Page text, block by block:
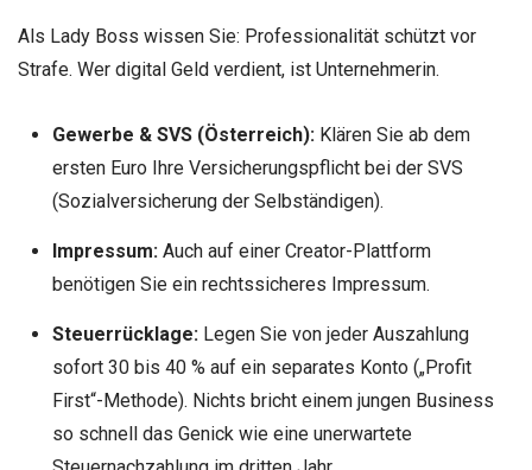
Als Lady Boss wissen Sie: Professionalität schützt vor
Strafe. Wer digital Geld verdient, ist Unternehmerin.
Gewerbe & SVS (Österreich):Klären Sie ab dem
ersten Euro Ihre Versicherungspflicht bei der SVS
(Sozialversicherung der Selbständigen).
Impressum:Auch auf einer Creator-Plattform
benötigen Sie ein rechtssicheres Impressum.
Steuerrücklage:Legen Sie von jeder Auszahlung
sofort 30 bis 40 % auf ein separates Konto („Profit
First“-Methode). Nichts bricht einem jungen Business
so schnell das Genick wie eine unerwartete